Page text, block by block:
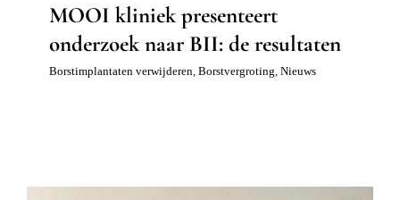
MOOI kliniek presenteert
onderzoek naar BII: de resultaten
Borstimplantaten verwijderen Borstvergroting Nieuws